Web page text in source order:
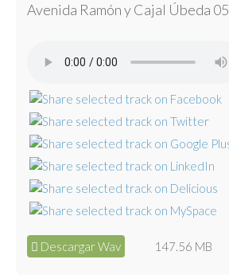
Avenida Ramón y Cajal Úbeda 05
Descargar Wav 147.56 MB